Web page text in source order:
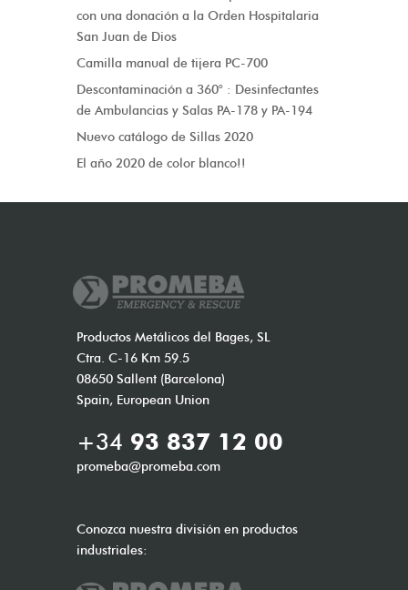
con una donación a la Orden Hospitalaria
San Juan de Dios
Camilla manual de tijera PC-700
Descontaminación a 360° : Desinfectantes
de Ambulancias y Salas PA-178 y PA-194
Nuevo catálogo de Sillas 2020
El año 2020 de color blanco!!
Productos Metálicos del Bages, SL
Ctra. C-16 Km 59.5
08650 Sallent (Barcelona)
Spain, European Union
+34 93 837 12 00
promeba@promeba.com
Conozca nuestra división en productos
industriales: